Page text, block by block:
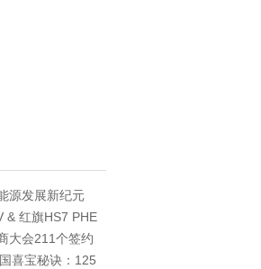
源发展新纪元
& 红旗HS7 PHE
大会211个签约
喜宝秘诀：125